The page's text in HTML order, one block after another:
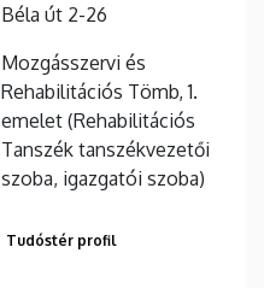
Béla út 2-26
Mozgásszervi és
Rehabilitációs Tömb, 1.
emelet (Rehabilitációs
Tanszék tanszékvezetői
szoba, igazgatói szoba)
Tudóstér profil